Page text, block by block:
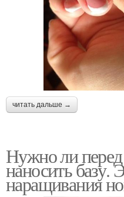
читать дальше →
Нужно ли
наносить базу.
наращивания